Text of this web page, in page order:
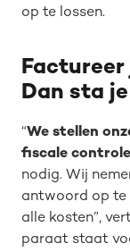
op te lossen.
Factureer
Dan sta
“We stellen
fiscale
nodig. Wij
antwoord op te
alle kosten”,
paraat staat